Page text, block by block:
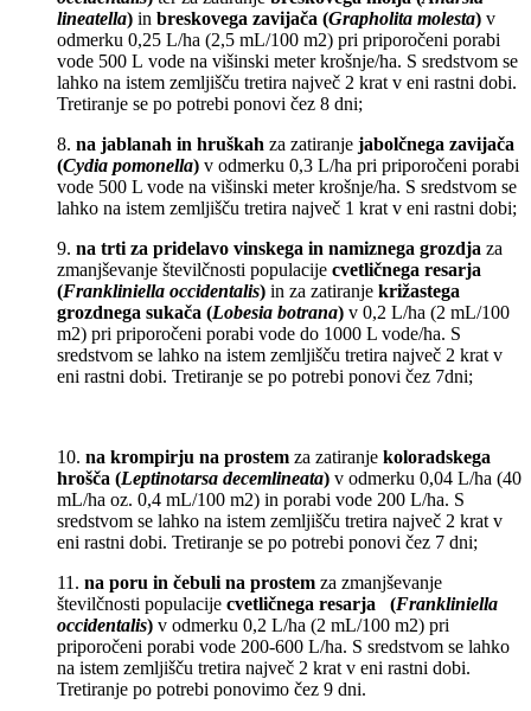
lineatella) in breskovega zavijača (Grapholita molesta) v
odmerku 0,25 L/ha (2,5 mL/100 m2) pri priporočeni porabi
vode 500 L vode na višinski meter krošnje/ha. S sredstvom se
lahko na istem zemljišču tretira največ 2 krat v eni rastni dobi.
Tretiranje se po potrebi ponovi čez 8 dni;
8. na jablanah in hruškah za zatiranje jabolčnega zavijača
(Cydia pomonella) v odmerku 0,3 L/ha pri priporočeni porabi
vode 500 L vode na višinski meter krošnje/ha. S sredstvom se
lahko na istem zemljišču tretira največ 1 krat v eni rastni dobi;
9. na trti za pridelavo vinskega in namiznega grozdja za
zmanjševanje številčnosti populacije cvetličnega resarja
(Frankliniella occidentalis) in za zatiranje križastega
grozdnega sukača (Lobesia botrana) v 0,2 L/ha (2 mL/100
m2) pri priporočeni porabi vode do 1000 L vode/ha. S
sredstvom se lahko na istem zemljišču tretira največ 2 krat v
eni rastni dobi. Tretiranje se po potrebi ponovi čez 7dni;
10. na krompirju na prostem za zatiranje koloradskega
hrošča (Leptinotarsa decemlineata) v odmerku 0,04 L/ha (40
mL/ha oz. 0,4 mL/100 m2) in porabi vode 200 L/ha. S
sredstvom se lahko na istem zemljišču tretira največ 2 krat v
eni rastni dobi. Tretiranje se po potrebi ponovi čez 7 dni;
11. na poru in čebuli na prostem za zmanjševanje
številčnosti populacije cvetličnega resarja (Frankliniella
occidentalis) v odmerku 0,2 L/ha (2 mL/100 m2) pri
priporočeni porabi vode 200-600 L/ha. S sredstvom se lahko
na istem zemljišču tretira največ 2 krat v eni rastni dobi.
Tretiranje po potrebi ponovimo čez 9 dni.